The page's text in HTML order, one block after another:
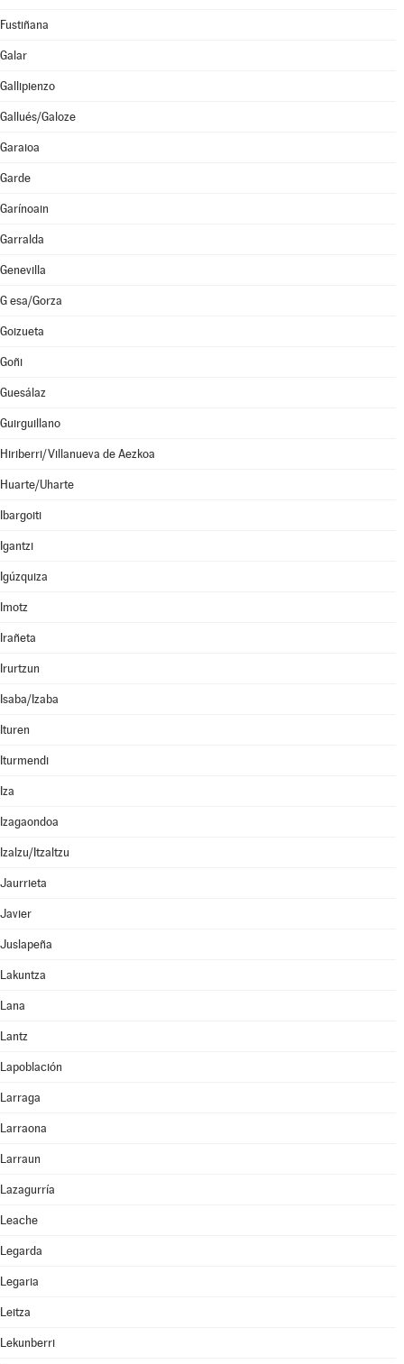
Fustiñana
Galar
Gallipienzo
Gallués/Galoze
Garaioa
Garde
Garínoain
Garralda
Genevilla
G esa/Gorza
Goizueta
Goñi
Guesálaz
Guirguillano
Hiriberri/Villanueva de Aezkoa
Huarte/Uharte
Ibargoiti
Igantzi
Igúzquiza
Imotz
Irañeta
Irurtzun
Isaba/Izaba
Ituren
Iturmendi
Iza
Izagaondoa
Izalzu/Itzaltzu
Jaurrieta
Javier
Juslapeña
Lakuntza
Lana
Lantz
Lapoblación
Larraga
Larraona
Larraun
Lazagurría
Leache
Legarda
Legaria
Leitza
Lekunberri